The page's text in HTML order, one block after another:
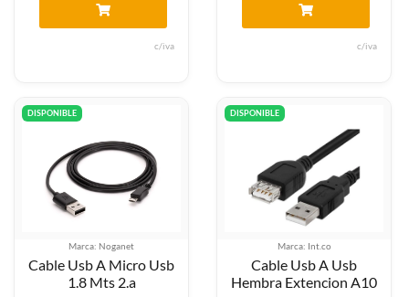
c/iva c/iva
DISPONIBLE
Marca: Noganet
Cable Usb A Micro Usb
1.8 Mts 2.a
DISPONIBLE
Marca: Int.co
Cable Usb A Usb
Hembra Extencion A10